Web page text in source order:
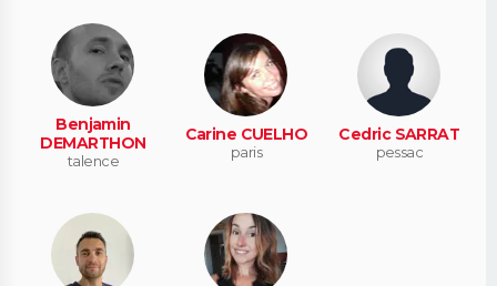
Benjamin
DEMARTHON
talence
Carine CUELHO
paris
Cedric SARRAT
pessac